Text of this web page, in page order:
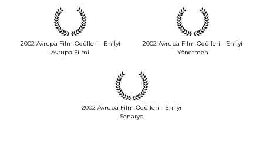
2002 Avrupa Film Ödülleri - En İyi
Avrupa Filmi
2002 Avrupa Film Ödülleri - En İyi
Yönetmen
2002 Avrupa Film Ödülleri - En İyi
Senaryo